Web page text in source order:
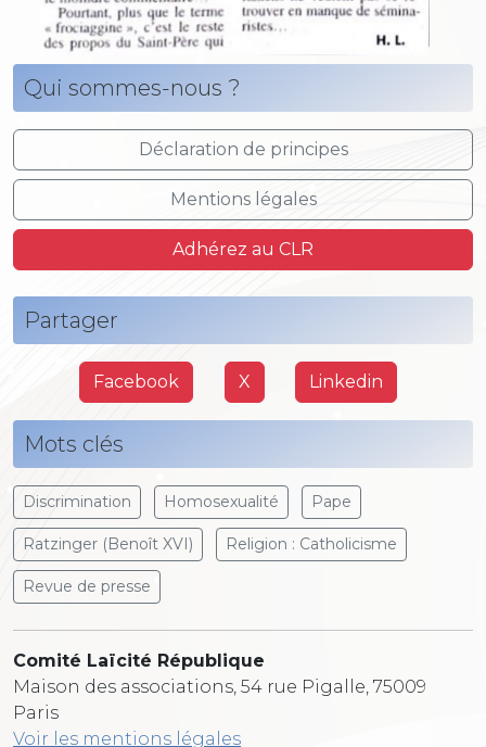
Qui sommes-nous ?
Déclaration de principes
Mentions légales
Adhérez au CLR
Partager
Facebook X Linkedin
Mots clés
Discrimination Homosexualité Pape
Ratzinger (Benoît XVI) Religion : Catholicisme
Revue de presse
Comité Laïcité République
Maison des associations, 54 rue Pigalle, 75009
Paris
Voir les mentions légales